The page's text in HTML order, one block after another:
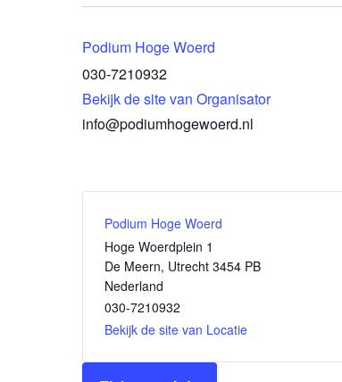
Podium Hoge Woerd
030-7210932
Bekijk de site van Organisator
info@podiumhogewoerd.nl
Podium Hoge Woerd
Hoge Woerdplein 1
De Meern, Utrecht 3454 PB
Nederland
030-7210932
Bekijk de site van Locatie